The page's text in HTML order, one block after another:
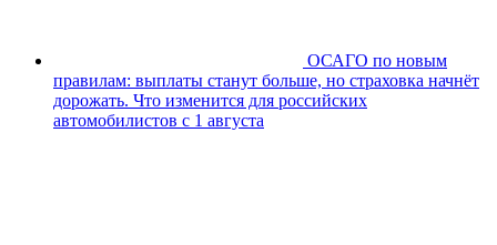
ОСАГО по новым
правилам: выплаты станут больше, но страховка начнёт
дорожать. Что изменится для российских
автомобилистов с 1 августа